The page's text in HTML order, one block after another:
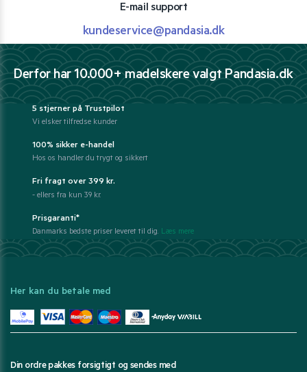
E-mail support
kundeservice@pandasia.dk
Derfor har 10.000+ madelskere valgt Pandasia.dk
5 stjerner på Trustpilot
Vi elsker tilfredse kunder
100% sikker e-handel
Hos os handler du trygt og sikkert
Fri fragt over 399 kr.
- ellers fra kun 39 kr.
Prisgaranti*
Danmarks bedste priser leveret til dig. Læs mere
Her kan du betale med
Din ordre pakkes forsigtigt og sendes med